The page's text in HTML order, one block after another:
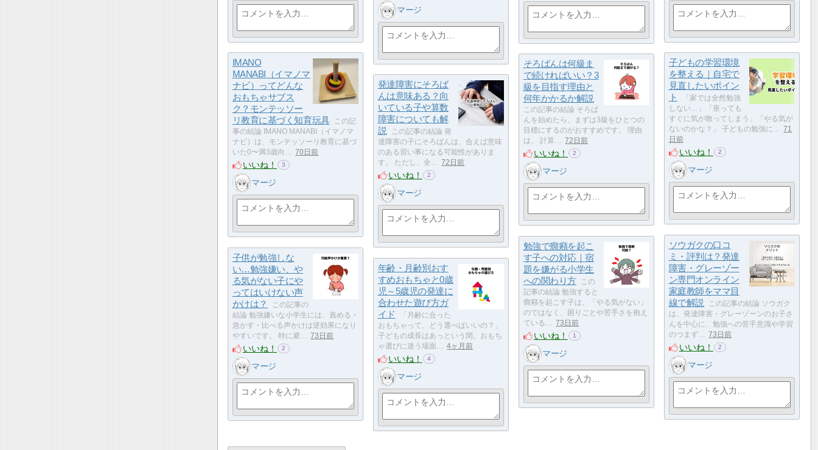
マージ
IMANO
MANABI（イマノマ
ナビ）ってどんな
おもちゃサブス
ク？モンテッソー
リ教育に基づく知育玩具
この記
事の結論 IMANO MANABI（イマノマ
ナビ）は、モンテッソーリ教育に基づ
いた0〜満3歳向…
70日前
いいね！ 3
マージ
子どもの学習環境
を整える｜自宅で
見直したいポイン
ト
「家では全然勉強
しない…」「座っても
すぐに気が散ってしまう」「やる気が
ないのかな？」 子どもの勉強に…
71
日前
いいね！ 2
マージ
そろばんは何級ま
で続ければいい？3
級を目指す理由と
何年かかるか解説
この記事の結論 そろば
んを始めたら、まずは3級をひとつの
目標にするのがおすすめです。 理由
は、 計算…
72日前
いいね！ 2
マージ
発達障害にそろば
んは意味ある？向
いている子や算数
障害についても解
説
この記事の結論 発
達障害の子にそろばんは、合えば意味
のある習い事になる可能性がありま
す。 ただし、全…
72日前
いいね！ 2
マージ
ソウガクの口コ
ミ・評判は？発達
障害・グレーゾー
ン専門オンライン
家庭教師をママ目
線で解説
この記事の結論 ソウガク
は、発達障害・グレーゾーンのお子さ
んを中心に、勉強への苦手意識や学習
のつまず…
73日前
いいね！ 2
マージ
勉強で癇癪を起こ
す子への対応｜宿
題を嫌がる小学生
への関わり方
この
記事の結論 勉強すると
癇癪を起こす子は、「やる気がない」
のではなく、困りごとや苦手さを抱え
ている…
73日前
いいね！ 1
マージ
子供が勉強しな
い…勉強嫌い、や
る気がない子にや
ってはいけない声
かけは？
この記事の
結論 勉強嫌いな小学生には、責める・
急かす・比べる声かけは逆効果になり
やすいです。 特に避…
73日前
いいね！ 2
マージ
年齢・月齢別おす
すめおもちゃと0歳
児～5歳児の発達に
合わせた遊び方ガ
イド
「月齢に合った
おもちゃって、どう選べばいいの？」
子どもの成長はあっという間。おもち
ゃ選びに迷う場面… 4ヶ月前
いいね！ 4
マージ